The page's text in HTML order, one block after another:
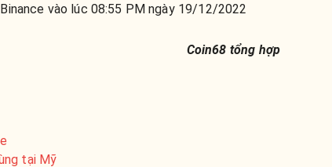
vào lúc 08:55 PM ngày 19/12/2022
Coin68 tổng hợp
tại Mỹ